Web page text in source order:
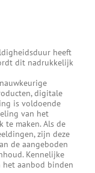
heeft
dit nadrukkelijk
digitale
is voldoende
van het
te maken. Als de
zijn deze
de aangeboden
Kennelijke
aanbod binden